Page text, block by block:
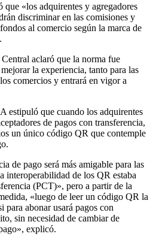
«los adquirentes y agregadores
discriminar en las comisiones y
al comercio según la marca de
aclaró que la norma fue
la experiencia, tanto para las
comercios y entrará en vigor a
estipuló que cuando los adquirentes
de pagos con transferencia,
un único código QR que contemple
de pago será más amigable para las
interoperabilidad de los QR estaba
(PCT)», pero a partir de la
«luego de leer un código QR la
para abonar usará pagos con
sin necesidad de cambiar de
explicó.